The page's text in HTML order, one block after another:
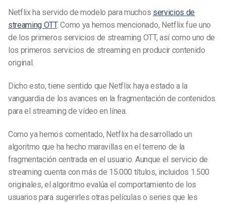
Netflix ha servido de modelo para muchos servicios de
streaming OTT. Como ya hemos mencionado, Netflix fue uno
de los primeros servicios de streaming OTT, así como uno de
los primeros servicios de streaming en producir contenido
original.
Dicho esto, tiene sentido que Netflix haya estado a la
vanguardia de los avances en la fragmentación de contenidos
para el streaming de vídeo en línea.
Como ya hemos comentado, Netflix ha desarrollado un
algoritmo que ha hecho maravillas en el terreno de la
fragmentación centrada en el usuario. Aunque el servicio de
streaming cuenta con más de 15.000 títulos, incluidos 1.500
originales, el algoritmo evalúa el comportamiento de los
usuarios para sugerirles otras películas o series que les